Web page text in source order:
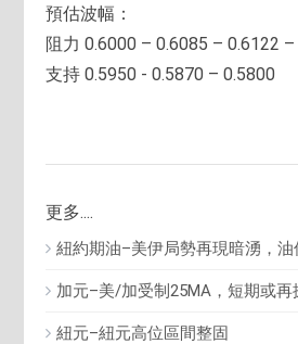
預估波幅：
阻力 0.6000 – 0.6085 – 0.6122
支持 0.5950 - 0.5870 – 0.5800
更多....
紐約期油–美伊局勢再現暗湧，
加元–美/加受制25MA，短期或再
紐元–紐元高位區間整固